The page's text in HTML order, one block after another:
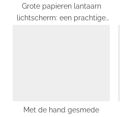
Grote papieren lantaarn
lichtscherm: een prachtige
Met de hand gesmede